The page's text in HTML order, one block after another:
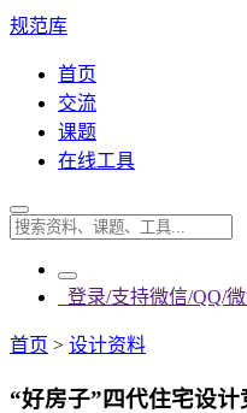
规范库
首页
交流
课题
在线工具
登录/支持微信/QQ/
首页 > 设计资料
“好房子”四代住宅设